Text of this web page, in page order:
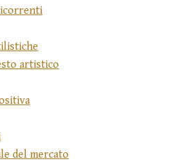
artistico
del mercato